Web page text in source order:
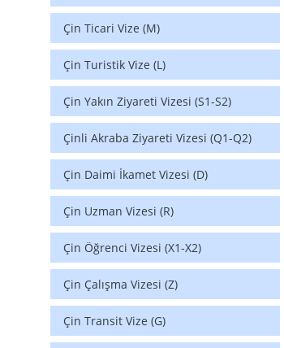
Çin Ticari Vize (M)
Çin Turistik Vize (L)
Çin Yakın Ziyareti Vizesi (S1-S2)
Çinli Akraba Ziyareti Vizesi (Q1-Q2)
Çin Daimi İkamet Vizesi (D)
Çin Uzman Vizesi (R)
Çin Öğrenci Vizesi (X1-X2)
Çin Çalışma Vizesi (Z)
Çin Transit Vize (G)